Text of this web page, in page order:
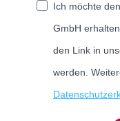
Ich möchte
GmbH
den Link in
werden.